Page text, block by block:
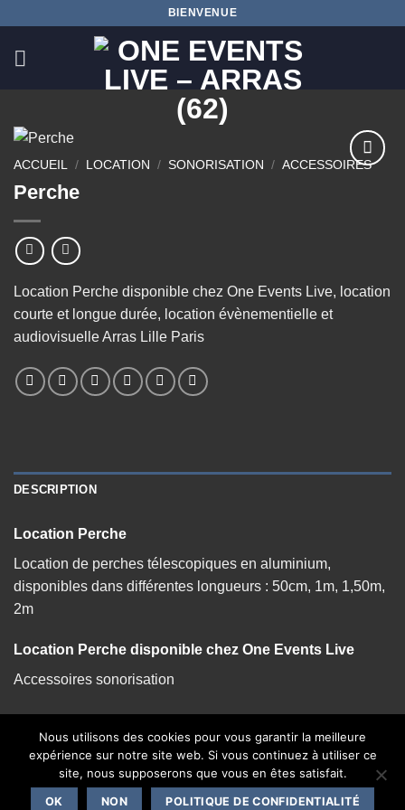
contenu
BIENVENUE
ACCUEIL / LOCATION / SONORISATION / ACCESSOIRES
Perche
Location Perche disponible chez One Events Live, location
courte et longue durée, location évènementielle et
audiovisuelle Arras Lille Paris
DESCRIPTION
Location Perche
Location de perches télescopiques en aluminium,
disponibles dans différentes longueurs : 50cm, 1m, 1,50m,
2m
Location Perche disponible chez One Events Live
Accessoires sonorisation
CONTACT
Nous utilisons des cookies pour vous garantir la meilleure
expérience sur notre site web. Si vous continuez à utiliser ce
site, nous supposerons que vous en êtes satisfait.
OK NON POLITIQUE DE CONFIDENTIALITÉ